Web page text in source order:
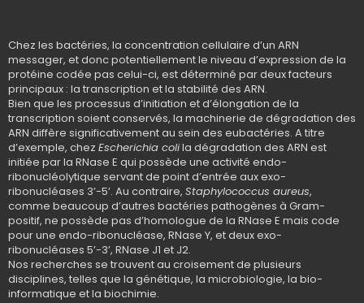
Chez les bactéries, la concentration cellulaire d’un ARN
messager, et donc potentiellement le niveau d’expression de la
protéine codée pas celui-ci, est déterminé par deux facteurs
principaux : la transcription et la stabilité des ARN.
Bien que les processus d’initiation et d’élongation de la
transcription soient conservés, la machinerie de dégradation des
ARN diffère significativement au sein des eubactéries. A titre
d’exemple, chez Escherichia colila dégradation des ARN est
initiée par la RNase E qui possède une activité endo-
ribonucléolytique servant de point d’entrée aux exo-
ribonucléases 3’-5’. Au contraire, Staphylococcus aureus,
comme beaucoup d’autres bactéries pathogènes à Gram-
positif, ne possède pas d’homologue de la RNase E mais code
pour une endo-ribonucléase, RNase Y, et deux exo-
ribonucléases 5’-3’, RNase J1 et J2.
Nos recherches se trouvent au croisement de plusieurs
disciplines, telles que la génétique, la microbiologie, la bio-
informatique et la biochimie.